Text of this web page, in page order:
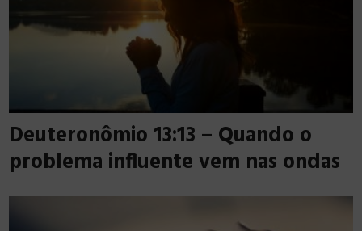
Deuteronômio 13:13 – Quando o
problema influente vem nas ondas